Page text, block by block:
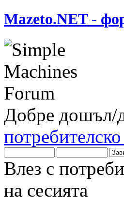
Mazeto.NET -
Добре дошъл/
Влез с
на сесията